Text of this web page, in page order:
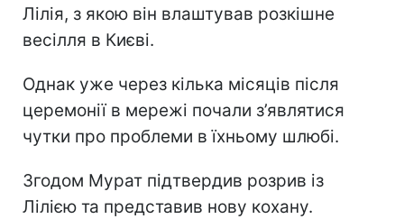
Лілія, з якою він влаштував розкішне
весілля в Києві.
Однак уже через кілька місяців після
церемонії в мережі почали з’являтися
чутки про проблеми в їхньому шлюбі.
Згодом Мурат підтвердив розрив із
Лілією та представив нову кохану.